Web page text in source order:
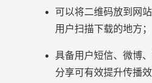
可以将二维码放到网
用户扫描下载的地方；
具备用户短信、微博
分享可有效提升传播效